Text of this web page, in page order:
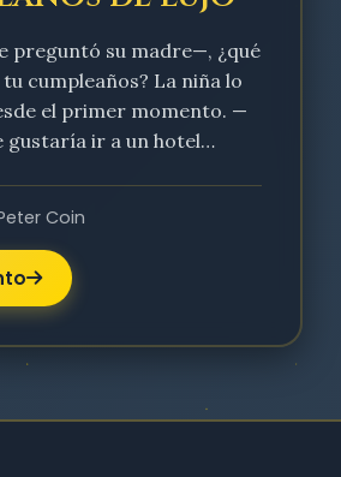
preguntó su madre—, ¿qué
cumpleaños? La niña lo
el primer momento. —
gustaría ir a un hotel…
Coin